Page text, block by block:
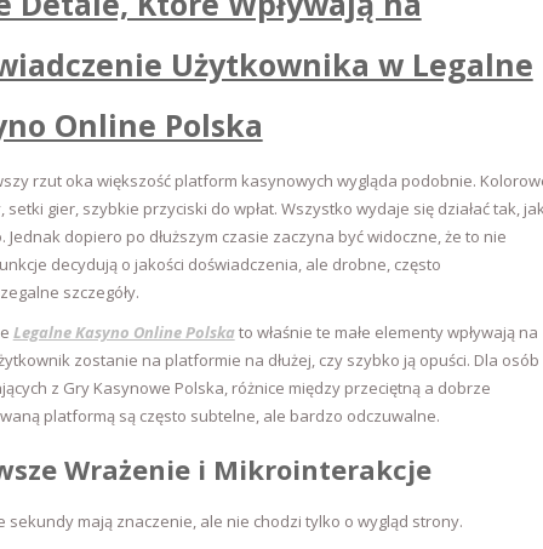
Użytkownika w Legalne
Online Polska
rzut oka większość platform kasynowych wygląda podobnie.
setki gier, szybkie przyciski do wpłat. Wszystko wydaje się działać tak,
Jednak dopiero po dłuższym czasie zaczyna być widoczne, że to nie
decydują o jakości doświadczenia, ale drobne, często
szczegóły.
Legalne Kasyno Online Polskato właśnie te małe elementy wpływają na
zostanie na platformie na dłużej, czy szybko ją opuści. Dla osób
z Gry Kasynowe Polska, różnice między przeciętną a dobrze
platformą są często subtelne, ale bardzo odczuwalne.
Wrażenie i Mikrointerakcje
sekundy mają znaczenie, ale nie chodzi tylko o wygląd strony.